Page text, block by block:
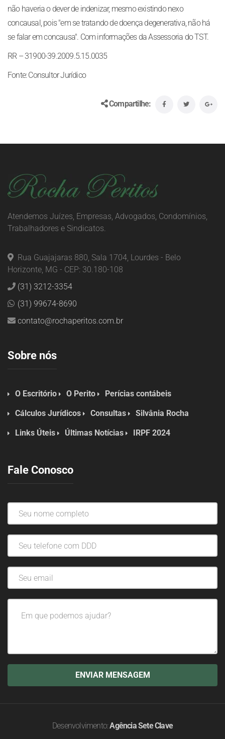
não haveria o dever de indenizar, mesmo existindo nexo
concausal, pois "em se tratando de doença degenerativa, não há
se falar em concausa". Com informações da Assessoria do TST.
RR – 31900-39.2009.5.15.0035
Fonte: Consultor Jurídico
Compartilhe:
Atendemos Juízes, Empresas, Advogados, Condomínios,
Trabalhadores e Sindicatos.
Rua Guajajaras 880, Sala 1704, Lourdes - Belo
Horizonte, MG - CEP: 30.180-108
(31) 3212-3354
(31) 99674-8690
contato@rochaperitos.com.br
Sobre nós
O Escritório O Perito Perícias contábeis
Cálculos Jurídicos Consultas Silvânia Rocha
Links Úteis Últimas Notícias IRPF 2024
Fale Conosco
Desenvolvimento:Agência Sete Clave